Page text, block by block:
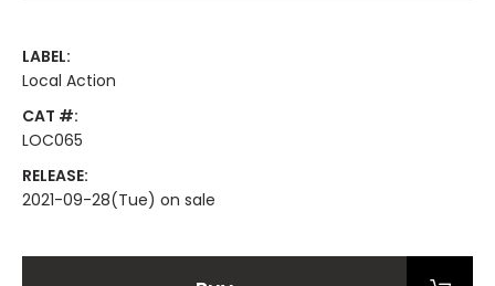
LABEL:
Local Action
CAT #:
LOC065
RELEASE:
2021-09-28(Tue) on sale